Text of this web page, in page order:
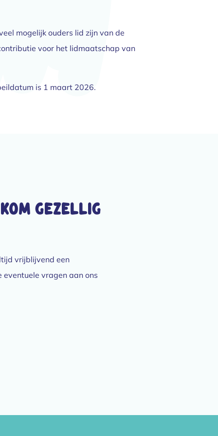
mogelijk ouders lid zijn van de
voor het lidmaatschap van
is 1 maart 2026.
gezellig
vrijblijvend een
eventuele vragen aan ons